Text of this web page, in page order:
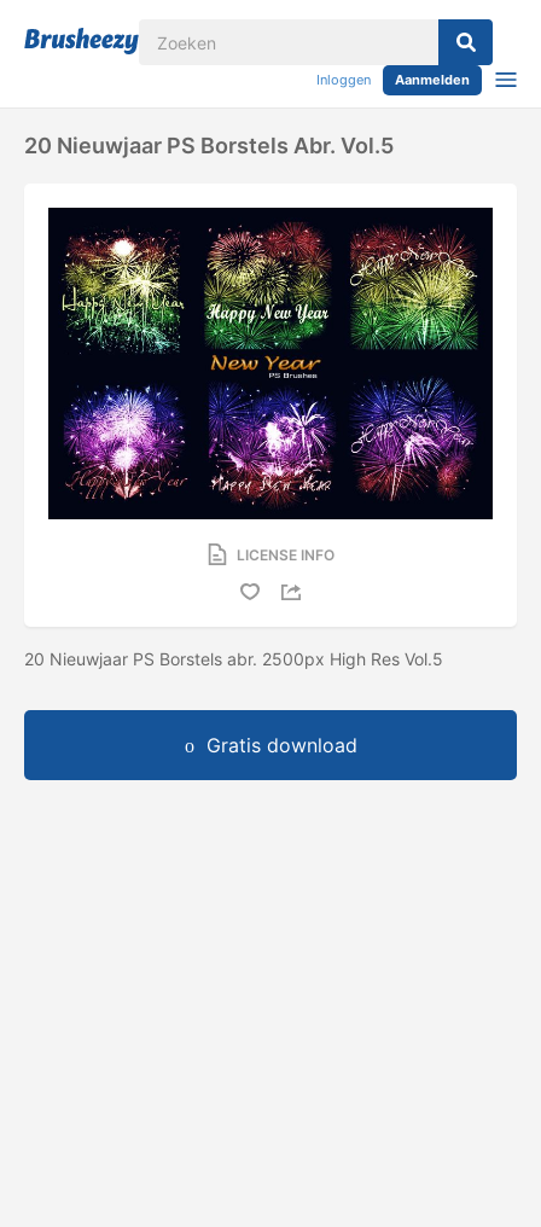
Inloggen Aanmelden
20 Nieuwjaar PS Borstels Abr. Vol.5
LICENSE INFO
20 Nieuwjaar PS Borstels abr. 2500px High Res Vol.5
Gratis download